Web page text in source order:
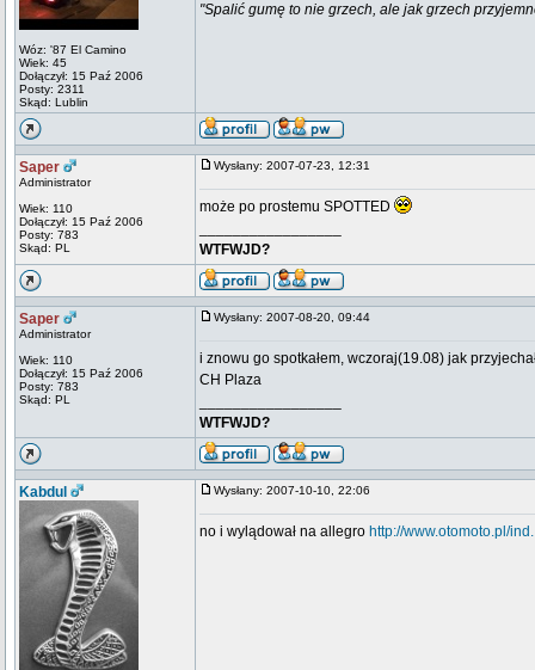
Wóz: '87 El Camino
Wiek: 45
Dołączył: 15 Paź 2006
Posty: 2311
Skąd: Lublin
"Spalić gumę to nie grzech, ale jak grzech
Saper
Administrator
Wiek: 110
Dołączył: 15 Paź 2006
Posty: 783
Skąd: PL
Wysłany: 2007-07-23, 12:31
może po prostemu SPOTTED
WTFWJD?
Saper
Administrator
Wiek: 110
Dołączył: 15 Paź 2006
Posty: 783
Skąd: PL
Wysłany: 2007-08-20, 09:44
i znowu go spotkałem, wczoraj(19.08) jak
CH Plaza
WTFWJD?
Kabdul Wysłany: 2007-10-10, 22:06
no i wylądował na allegro http://www.otomoto.pl/